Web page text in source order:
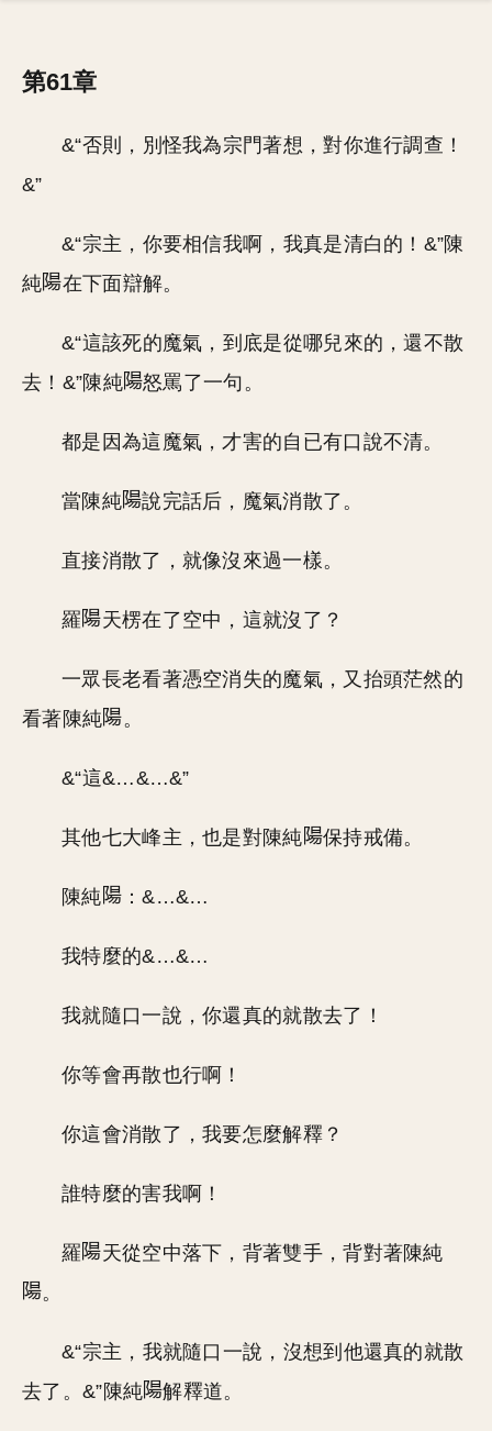
第61章
&“否則，別怪我為宗門著想，對你進行調查！
&”
&“宗主，你要相信我啊，我真是清白的！&”陳
純
在下面辯解。
&“這該死的魔氣，到底是從哪兒來的，還不散
去！&”陳純
怒罵了一句。
都是因為這魔氣，才害的自已有口說不清。
當陳純 說完話后，魔氣消散了。
直接消散了，就像沒來過一樣。
羅 天楞在了空中，這就沒了？
一眾長老看著憑空消失的魔氣，又抬頭茫然的
看著陳純
。
&“這&…&…&”
其他七大峰主，也是對陳純 保持戒備。
陳純 ：&…&…
我特麼的&…&…
我就隨口一說，你還真的就散去了！
你等會再散也行啊！
你這會消散了，我要怎麼解釋？
誰特麼的害我啊！
羅
天從空中落下，背著雙手，背對著陳純
。
&“宗主，我就隨口一說，沒想到他還真的就散
去了。&”陳純
解釋道。